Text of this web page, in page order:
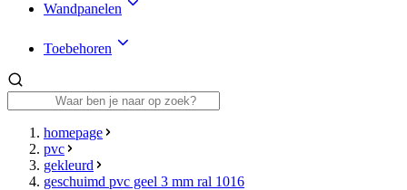
Wandpanelen
Toebehoren
homepage
pvc
gekleurd
geschuimd pvc geel 3 mm ral 1016